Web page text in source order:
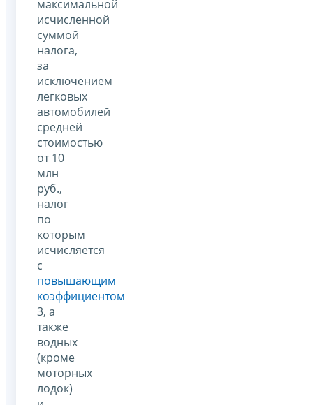
максимальной
исчисленной
суммой
налога,
за
исключением
легковых
автомобилей
средней
стоимостью
от 10
млн
руб.,
налог
по
которым
исчисляется
с
повышающим
коэффициентом
3, а
также
водных
(кроме
моторных
лодок)